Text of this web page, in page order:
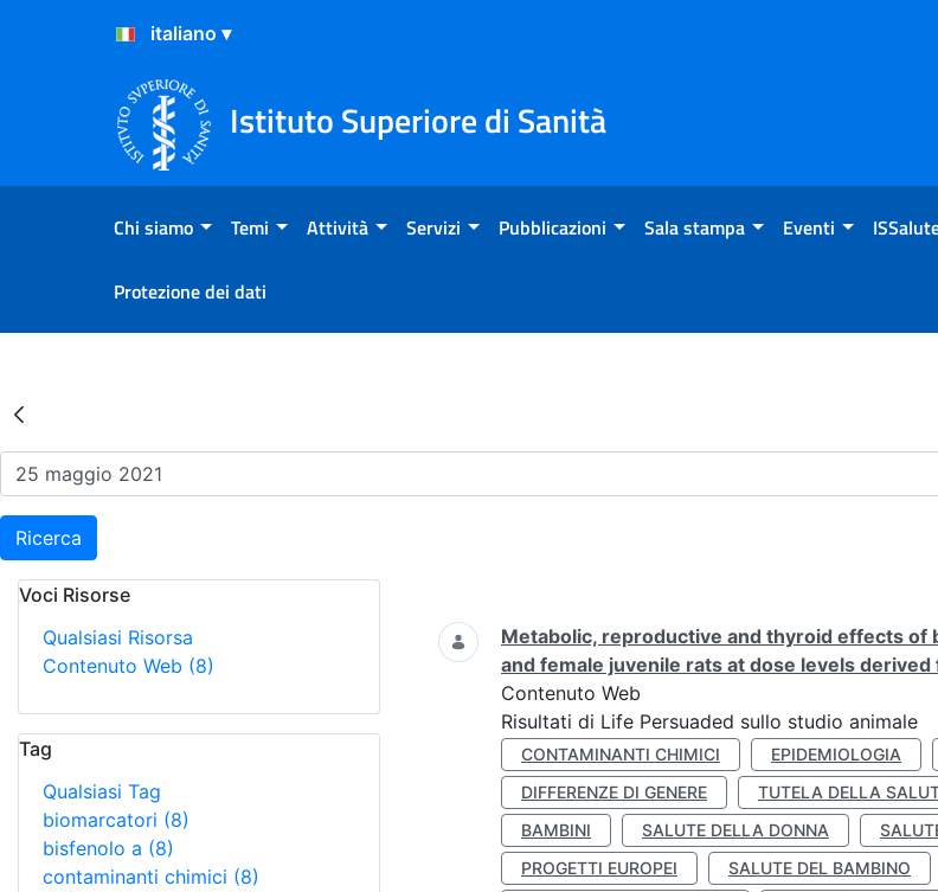
Salta al Contenuto
Salta al Footer
Istituto Superiore di Sanità
Chi siamo Temi Attività Servizi Pubblicazioni Sala stampa Eventi
Protezione dei dati
Risultati della Ricerca - Eventi
Ricerca
Voci Risorse
Qualsiasi Risorsa
Contenuto Web (8)
Tag
Qualsiasi Tag
biomarcatori (8)
bisfenolo a (8)
contaminanti chimici (8)
Ricerca
Metabolic, reproductive and thyroid effects of
and female juvenile rats at dose levels
Contenuto Web
Risultati di Life Persuaded sullo studio animale
CONTAMINANTI CHIMICI EPIDEMIOLOGIA
DIFFERENZE DI GENERE
TUTELA DELLA
BAMBINI
SALUTE DELLA DONNA
PROGETTI EUROPEI
SALUTE DEL BAMBINO